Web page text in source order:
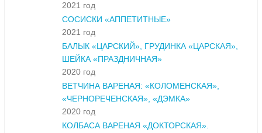
2021 год
СОСИСКИ «АППЕТИТНЫЕ»
2021 год
БАЛЫК «ЦАРСКИЙ», ГРУДИНКА «ЦАРСКАЯ»,
ШЕЙКА «ПРАЗДНИЧНАЯ»
2020 год
ВЕТЧИНА ВАРЕНАЯ: «КОЛОМЕНСКАЯ»,
«ЧЕРНОРЕЧЕНСКАЯ», «ДЭМКА»
2020 год
КОЛБАСА ВАРЕНАЯ «ДОКТОРСКАЯ».